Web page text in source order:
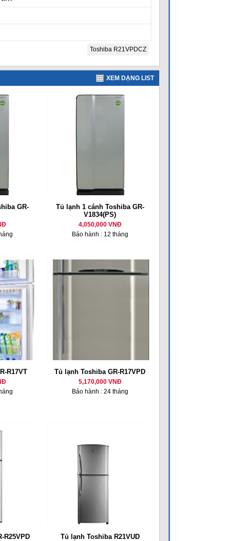
Toshiba R21VPDCZ
XEM DẠNG LIST
GR-
Tủ lạnh 1 cánh Toshiba GR-
V1834(PS)
4,050,000 VNĐ
Bảo hành : 12 tháng
R17VT Tủ lạnh Toshiba GR-R17VPD
5,170,000 VNĐ
Bảo hành : 24 tháng
R25VPD Tủ lạnh Toshiba R21VUD